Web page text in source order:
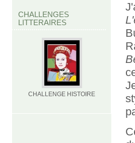
CHALLENGES
LITTERAIRES
CHALLENGE HISTOIRE